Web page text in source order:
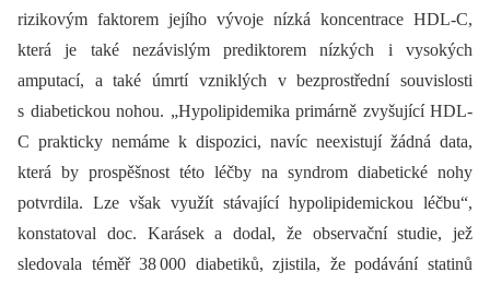
rizikovým faktorem jejího vývoje nízká koncentrace HDL-C,
která je také nezávislým prediktorem nízkých i vysokých
amputací, a také úmrtí vzniklých v bezprostřední souvislosti
s diabetickou nohou. „Hypolipid­emika primárně zvyšující HDL-
C prakticky nemáme k dispozici, navíc neexistují žádná data,
která by prospěšnost této léčby na syndrom diabetické nohy
potvrdila. Lze však využít stávající hypolipidemickou léčbu“,
konstatoval doc. Karásek a dodal, že observační studie, jež
sledovala téměř 38 000 diabetiků, zjistila, že podávání statinů